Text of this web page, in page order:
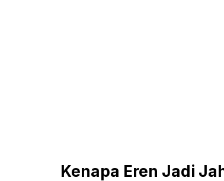
Kenapa Eren Jadi